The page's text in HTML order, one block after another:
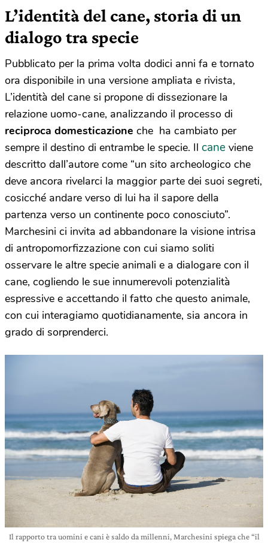
L’identità del cane, storia di un
dialogo tra specie
Pubblicato per la prima volta dodici anni fa e tornato
ora disponibile in una versione ampliata e rivista,
L’identità del cane si propone di dissezionare la
relazione uomo-cane, analizzando il processo di
reciproca domesticazione che ha cambiato per
sempre il destino di entrambe le specie. Il cane viene
descritto dall’autore come “un sito archeologico che
deve ancora rivelarci la maggior parte dei suoi segreti,
cosicché andare verso di lui ha il sapore della
partenza verso un continente poco conosciuto”.
Marchesini ci invita ad abbandonare la visione intrisa
di antropomorfizzazione con cui siamo soliti
osservare le altre specie animali e a dialogare con il
cane, cogliendo le sue innumerevoli potenzialità
espressive e accettando il fatto che questo animale,
con cui interagiamo quotidianamente, sia ancora in
grado di sorprenderci.
Il rapporto tra uomini e cani è saldo da millenni, Marchesini spiega che “il